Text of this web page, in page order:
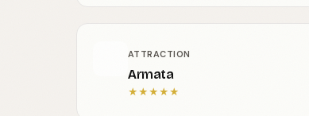
ATTRACTION
Armata
★★★★★